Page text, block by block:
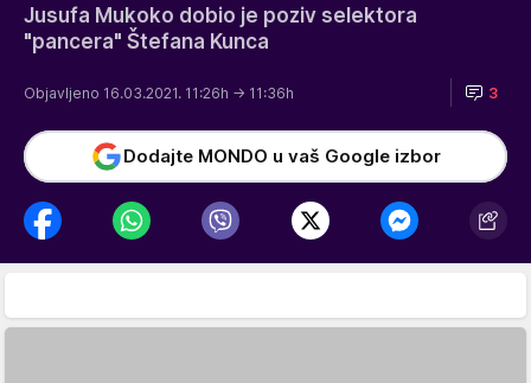
Jusufa Mukoko dobio je poziv selektora
"pancera" Štefana Kunca
Objavljeno 16.03.2021. 11:26h → 11:36h 3
Dodajte MONDO u vaš Google izbor